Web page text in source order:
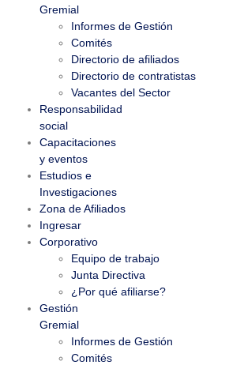
Gremial
Informes de Gestión
Comités
Directorio de afiliados
Directorio de contratistas
Vacantes del Sector
Responsabilidad
social
Capacitaciones
y eventos
Estudios e
Investigaciones
Zona de Afiliados
Ingresar
Corporativo
Equipo de trabajo
Junta Directiva
¿Por qué afiliarse?
Gestión
Gremial
Informes de Gestión
Comités